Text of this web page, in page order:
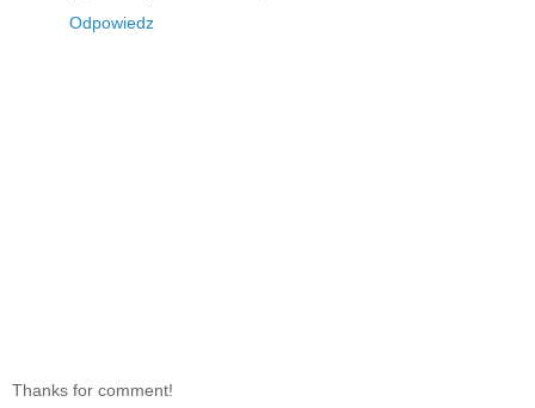
Odpowiedz
Thanks for comment!